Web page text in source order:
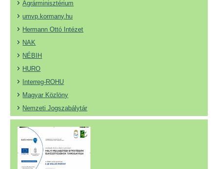
Agrárminisztérium
umvp.kormany.hu
Hermann Ottó Intézet
NAK
NÉBIH
HURO
Interreg-ROHU
Magyar Közlöny
Nemzeti Jogszabálytár